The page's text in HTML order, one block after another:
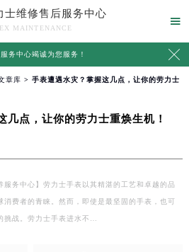
士维修售后服务中心
MAINTENANCE

务中心竭诚为您服务！ 
章库 > 手表遭遇水灾？掌握这几点，让你的劳力士
几点，让你的劳力士重焕生机！
服务中心】劳力士手表以其精湛的工艺和卓越的品
消费者的青睐。然而，即使是最坚固的手表，也可
挑战。劳力士手表进水不…